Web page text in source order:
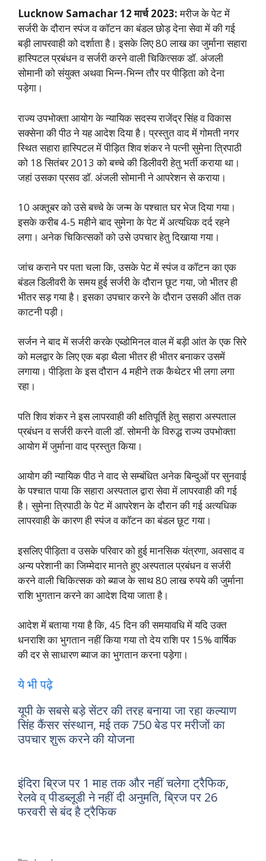
Lucknow Samachar 12 मार्च 2023:मरीज के पेट में
सर्जरी के दौरान स्पंज व कॉटन का बंडल छोड़ देना सेवा में की गई
बड़ी लापरवाही को दर्शाता है। इसके लिए 80 लाख का जुर्माना सहारा
हास्पिटल प्रबंधन व सर्जरी करने वाली चिकित्सक डॉ. अंजली
सोमानी को संयुक्त अथवा भिन्न-भिन्न तौर पर पीड़िता को देना
पड़ेगा।
राज्य उपभोक्ता आयोग के न्यायिक सदस्य राजेंद्र सिंह व विकास
सक्सेना की पीठ ने यह आदेश दिया है। प्रस्तुत वाद में गोमती नगर
स्थित सहारा हास्पिटल में पीड़ित शिव शंकर ने पत्नी सुमेना त्रिपाठी
को 18 सितंबर 2013 को बच्चे की डिलीवरी हेतु भर्ती कराया था।
जहां उसका प्रसव डॉ. अंजली सोमानी ने आपरेशन से कराया।
10 अक्तूबर को उसे बच्चे के जन्म के पश्चात घर भेज दिया गया।
इसके करीब 4-5 महीने बाद सुमेना के पेट में अत्यधिक दर्द रहने
लगा। अनेक चिकित्सकों को उसे उपचार हेतु दिखाया गया।
जांच कराने पर पता चला कि, उसके पेट में स्पंज व कॉटन का एक
बंडल डिलीवरी के समय हुई सर्जरी के दौरान छूट गया, जो भीतर ही
भीतर सड़ गया है। इसका उपचार करने के दौरान उसकी ऑत तक
काटनी पड़ी।
सर्जन ने बाद में सर्जरी करके एब्डोमिनल वाल में बड़ी आंत के एक सिरे
को मलद्वार के लिए एक बड़ा थैला भीतर ही भीतर बनाकर उसमें
लगाया। पीड़िता के इस दौरान 4 महीने तक कैथेटर भी लगा लगा
रहा।
पति शिव शंकर ने इस लापरवाही की क्षतिपूर्ति हेतु सहारा अस्पताल
प्रबंधन व सर्जरी करने वाली डॉ. सोमनी के विरुद्ध राज्य उपभोक्ता
आयोग में जुर्माना वाद प्रस्तुत किया।
आयोग की न्यायिक पीठ ने वाद से सम्बंधित अनेक बिन्दुओं पर सुनवाई
के पश्चात पाया कि सहारा अस्पताल द्वारा सेवा में लापरवाही की गई
है।सुमेना त्रिपाठी के पेट में आपरेशन के दौरान की गई अत्यधिक
लापरवाही के कारण ही स्पंज व कॉटन का बंडल छूट गया।
इसलिए पीड़िता व उसके परिवार को हुई मानसिक यंत्रणा, अवसाद व
अन्य परेशानी का जिम्मेदार मानते हुए अस्पताल प्रबंधन व सर्जरी
करने वाली चिकित्सक को ब्याज के साथ 80 लाख रुपये की जुर्माना
राशि भुगतान करने का आदेश दिया जाता है।
आदेश में बताया गया है कि, 45 दिन की समयावधि में यदि उक्त
धनराशि का भुगतान नहीं किया गया तो देय राशि पर 15% वार्षिक
की दर से साधारण ब्याज का भुगतान करना पड़ेगा।
ये भी पढ़े
यूपी के सबसे बड़े सेंटर की तरह बनाया जा रहा कल्याण
सिंह कैंसर संस्थान, मई तक 750 बेड पर मरीजों का
उपचार शुरू करने की योजना
इंदिरा ब्रिज पर 1 माह तक और नहीं चलेगा ट्रैफिक,
रेलवे व् पीडब्लूडी ने नहीं दी अनुमति, ब्रिज पर 26
फरवरी से बंद है ट्रैफिक